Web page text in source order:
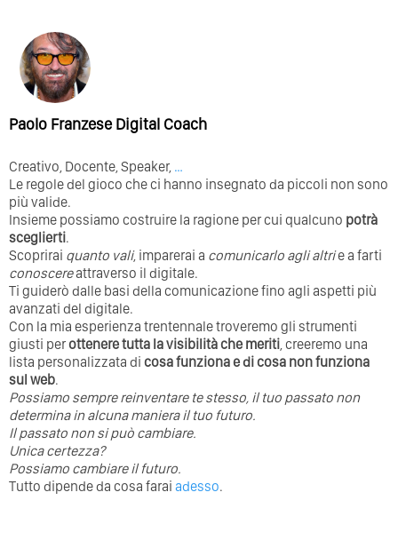
Paolo Franzese Digital Coach
Creativo, Docente, Speaker, …
Le regole del gioco che ci hanno insegnato da piccoli non sono
più valide.
Insieme possiamo costruire la ragione per cui qualcuno potrà
sceglierti.
Scoprirai quanto vali, imparerai a comunicarlo agli altrie a farti
conoscereattraverso il digitale.
Ti guiderò dalle basi della comunicazione fino agli aspetti più
avanzati del digitale.
Con la mia esperienza trentennale troveremo gli strumenti
giusti perottenere tutta la visibilità che meriti, creeremo una
lista personalizzata di cosa funziona e di cosa non funziona
sul web.
Possiamo sempre reinventare te stesso, il tuo passato non
determina in alcuna maniera il tuo futuro. ⁣
⁣Il passato non si può cambiare.
Unica certezza?
Possiamo cambiare il futuro.
Tutto dipende da cosa farai adesso.